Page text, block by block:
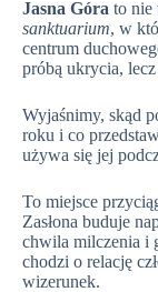
Jasna Góra to nie
sanktuarium, w
centrum
próbą ukrycia,
Wyjaśnimy, skąd
roku i co
używa się jej
To miejsce
Zasłona buduje
chwila milczenia i
chodzi o relację
wizerunek.